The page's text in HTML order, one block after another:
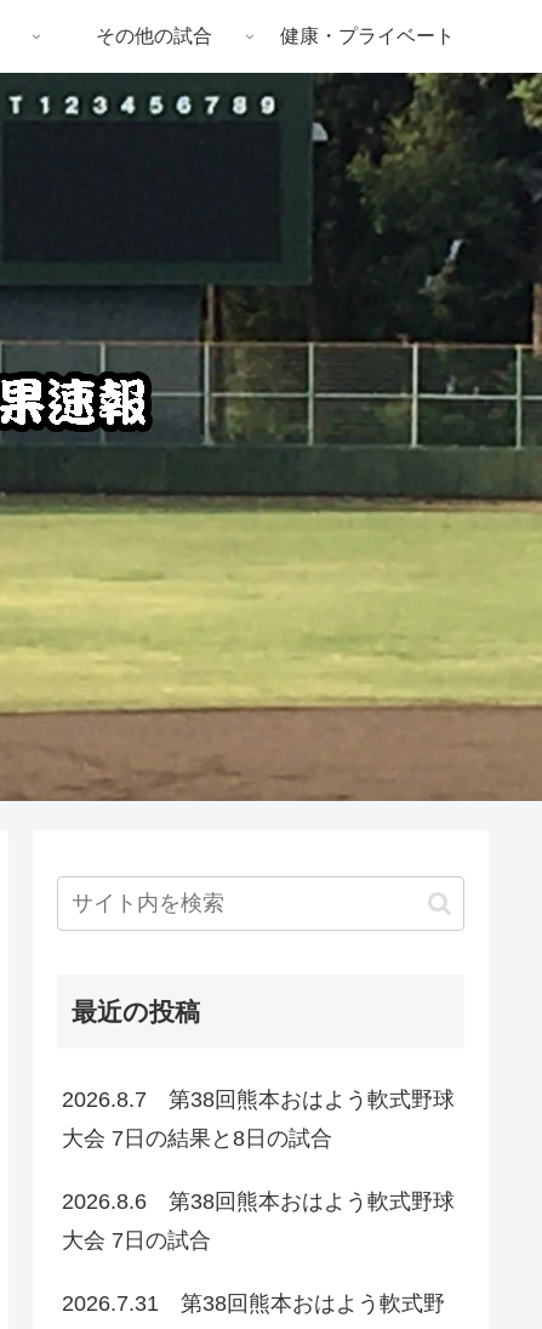
その他の試合 健康・プライベート
最近の投稿
2026.8.7 第38回熊本おはよう軟式野球
大会 7日の結果と8日の試合
2026.8.6 第38回熊本おはよう軟式野球
大会 7日の試合
2026.7.31 第38回熊本おはよう軟式野